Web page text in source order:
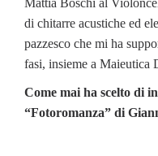
Mattia Boschi al
di chitarre acustiche ed
pazzesco che mi ha
fasi, insieme a Maieutica
Come mai ha scelto di
“Fotoromanza” di